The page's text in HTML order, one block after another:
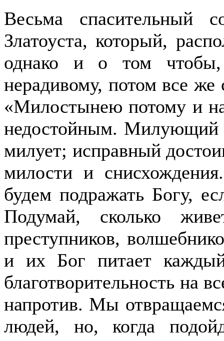
Весьма спасительный
Златоуста, который,
однако и о том чтобы,
нерадивому, потом все же
«Милостынею потому и
недостойным. Милующий
милует; исправный
милости и
будем подражать Богу,
Подумай, сколько
преступников,
и их Бог питает
благотворительность на
напротив. Мы
людей, но, когда